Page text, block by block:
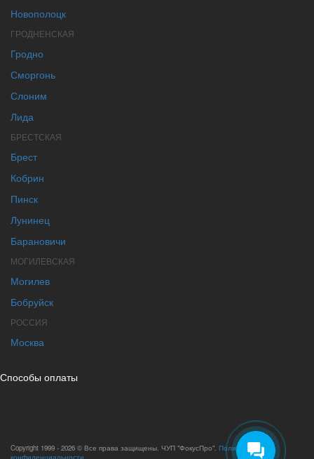
Новополоцк
ГРОДНЕНСКАЯ
Гродно
Сморгонь
Слоним
Лида
БРЕСТСКАЯ
Брест
Кобрин
Пинск
Лунинец
Барановичи
МОГИЛЕВСКАЯ
Могилев
Бобруйск
РОССИЯ
Москва
Способы оплаты
Copyright 1999 - 2026 © Все права защищены. ЧУП "ФокусПро". Политика
конфиденциальности